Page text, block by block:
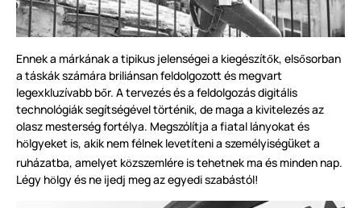
Ennek a márkának a tipikus jelenségei a kiegészítők, elsősorban
a táskák számára briliánsan feldolgozott és megvart
legexkluzívabb bőr. A tervezés és a feldolgozás digitális
technológiák segítségével történik, de maga a kivitelezés az
olasz mesterség fortélya. Megszólítja a fiatal lányokat és
hölgyeket is, akik nem félnek levetíteni a személyiségüket a
ruházatba, amelyet közszemlére is tehetnek ma és minden nap.
Légy hölgy és ne ijedj meg az egyedi szabástól!